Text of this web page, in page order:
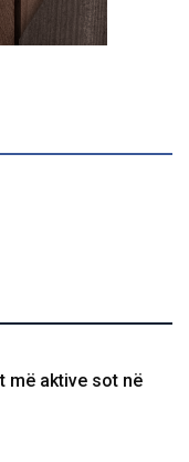
më aktive sot në